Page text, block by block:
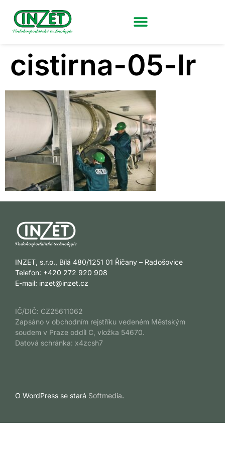
cistirna-05-lr
INZET, s.r.o., Bílá 480/1251 01 Říčany – Radošovice
Telefon: +420 272 920 908
E-mail: inzet@inzet.cz
IČ/DIČ: CZ25611062
Zapsáno v obchodním rejstříku vedeném Městským
soudem v Praze oddíl C, vložka 54670.
Datová schránka: x4zcsh7
O WordPress se stará Softmedia.